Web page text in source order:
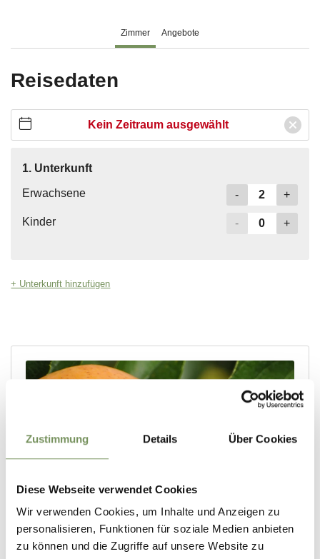
Zustimmung Details Über Cookies
Diese Webseite verwendet Cookies
Wir verwenden Cookies, um Inhalte und Anzeigen zu
personalisieren, Funktionen für soziale Medien anbieten
zu können und die Zugriffe auf unsere Website zu